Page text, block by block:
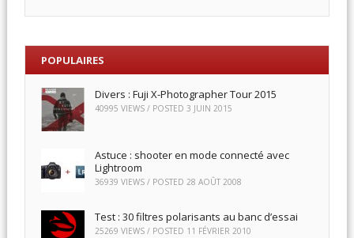
POPULAIRES
Divers : Fuji X-Photographer Tour 2015
40995 VIEWS / POSTED 3 JUIN 2015
Astuce : shooter en mode connecté avec
Lightroom
36939 VIEWS / POSTED 28 AOÛT 2008
Test : 30 filtres polarisants au banc d’essai
25269 VIEWS / POSTED 11 FÉVRIER 2010